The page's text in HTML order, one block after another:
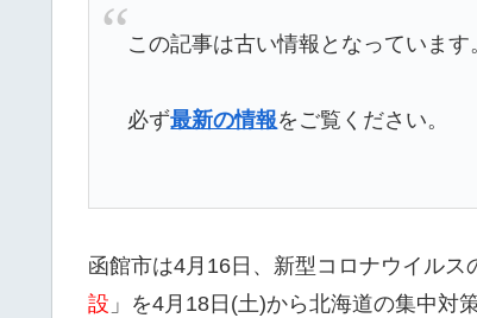
この記事は古い情報となっています
必ず最新の情報をご覧ください。
函館市は4月16日、新型コロナウイルス
設 」を4月18日(土)から北海道の集中対